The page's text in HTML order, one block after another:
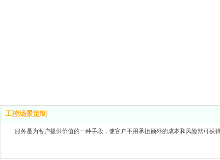
工控场景定制
服务是为客户提供价值的一种手段，使客户不用承担额外的成本和风险就可获